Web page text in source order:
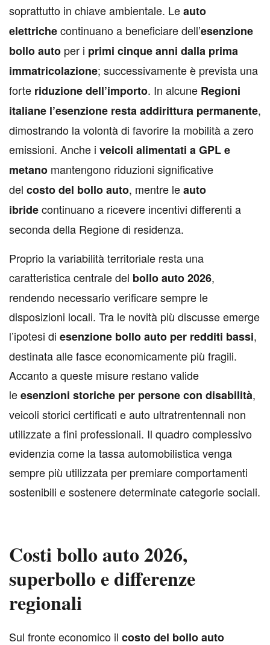
soprattutto in chiave ambientale. Leauto
elettrichecontinuano a beneficiare dell’esenzione
bollo auto per i primi cinque anni dalla prima
immatricolazione; successivamente è prevista una
forte riduzione dell’importo. In alcune Regioni
italiane l’esenzione resta addirittura permanente,
dimostrando la volontà di favorire la mobilità a zero
emissioni. Anche i veicoli alimentati a GPL e
metano mantengono riduzioni significative
del costo del bollo auto, mentre leauto
ibridecontinuano a ricevere incentivi differenti a
seconda della Regione di residenza.
Proprio la variabilità territoriale resta una
caratteristica centrale del bollo auto 2026,
rendendo necessario verificare sempre le
disposizioni locali. Tra le novità più discusse emerge
l’ipotesi di esenzione bollo auto per redditi bassi,
destinata alle fasce economicamente più fragili.
Accanto a queste misure restano valide
leesenzioni storiche per persone con disabilità,
veicoli storici certificati e auto ultratrentennali non
utilizzate a fini professionali. Il quadro complessivo
evidenzia come la tassa automobilistica venga
sempre più utilizzata per premiare comportamenti
sostenibili e sostenere determinate categorie sociali.
Costi bollo auto 2026,
superbollo e differenze
regionali
Sul fronte economico il costo del bollo auto